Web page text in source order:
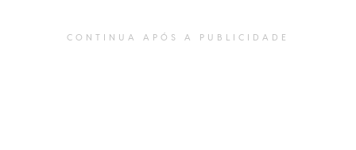
CONTINUA APÓS A PUBLICIDADE